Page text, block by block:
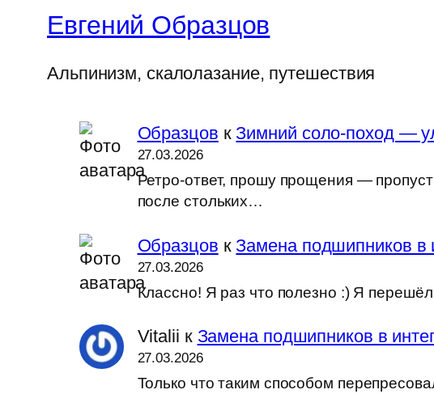
Евгений Образцов
Альпинизм, скалолазание, путешествия
Образцов к Зимний соло-поход —
27.03.2026
Ретро-ответ, прошу прощения —
после стольких…
Образцов к Замена подшипников в
27.03.2026
Классно! Я раз что полезно :) Я
Vitalii к Замена подшипников в
27.03.2026
Только что таким способом